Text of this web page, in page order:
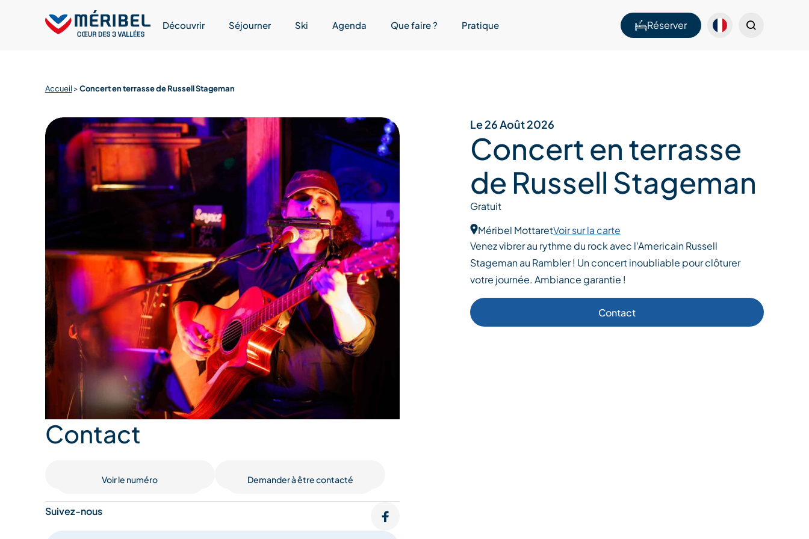
Découvrir Séjourner Ski Agenda Que faire ? Pratique Réserver
Accueil >Concert en terrasse de Russell Stageman
Contact
Voir le numéro Demander à être contacté
Suivez-nous
Le 26 Août 2026
Concert en terrasse
de Russell Stageman
Gratuit
Méribel MottaretVoir sur la carte
Venez vibrer au rythme du rock avec l'Americain Russell
Stageman au Rambler ! Un concert inoubliable pour clôturer
votre journée. Ambiance garantie !
Contact